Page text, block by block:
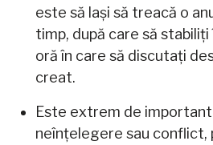
este să lași să treacă o
timp, după care să stabiliți
oră în care să discutați
creat.
Este extrem de
neînțelegere sau conflict,